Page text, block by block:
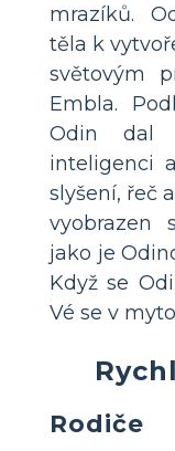
mrazíků.
těla k
světovým
Embla.
Odin dal
inteligenci
slyšení, řeč
vyobrazen
jako je
Když se
Vé se v
Rodiče